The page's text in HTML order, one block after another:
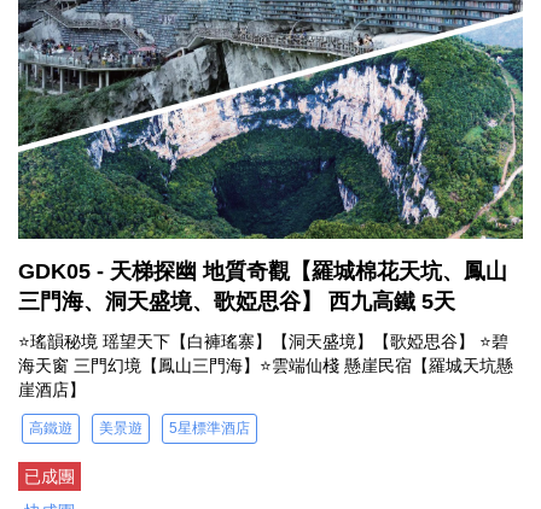
GDK05 - 天梯探幽 地質奇觀【羅城棉花天坑、鳳山
三門海、洞天盛境、歌婭思谷】 西九高鐵 5天
⭐瑤韻秘境 瑶望天下【白褲瑤寨】【洞天盛境】【歌婭思谷】 ⭐碧
海天窗 三門幻境【鳳山三門海】⭐雲端仙棧 懸崖民宿【羅城天坑懸
崖酒店】
高鐵遊 美景遊 5星標準酒店
已成團